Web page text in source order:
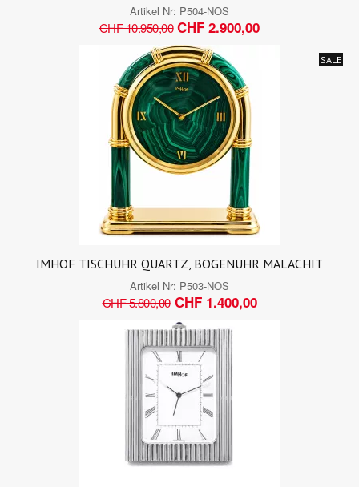
Artikel Nr: P504-NOS
CHF 10.950,00 CHF 2.900,00
SALE
IMHOF TISCHUHR QUARTZ, BOGENUHR MALACHIT
Artikel Nr: P503-NOS
CHF 5.800,00 CHF 1.400,00